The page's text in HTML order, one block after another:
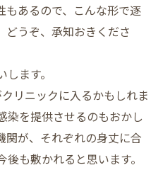
もあるので、こんな形で逐
どうぞ、承知おきくださ
ます。
クリニックに入るかもしれま
染を提供させるのもおかし
関が、それぞれの身丈に合
も敷かれると思います。